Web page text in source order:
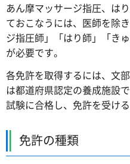
あん摩マッサージ指圧、は
ておこなうには、医師を除
ジ指圧師」「はり師」「き
が必要です。
各免許を取得するには、文
は都道府県認定の養成施設
試験に合格し、免許を受け
免許の種類